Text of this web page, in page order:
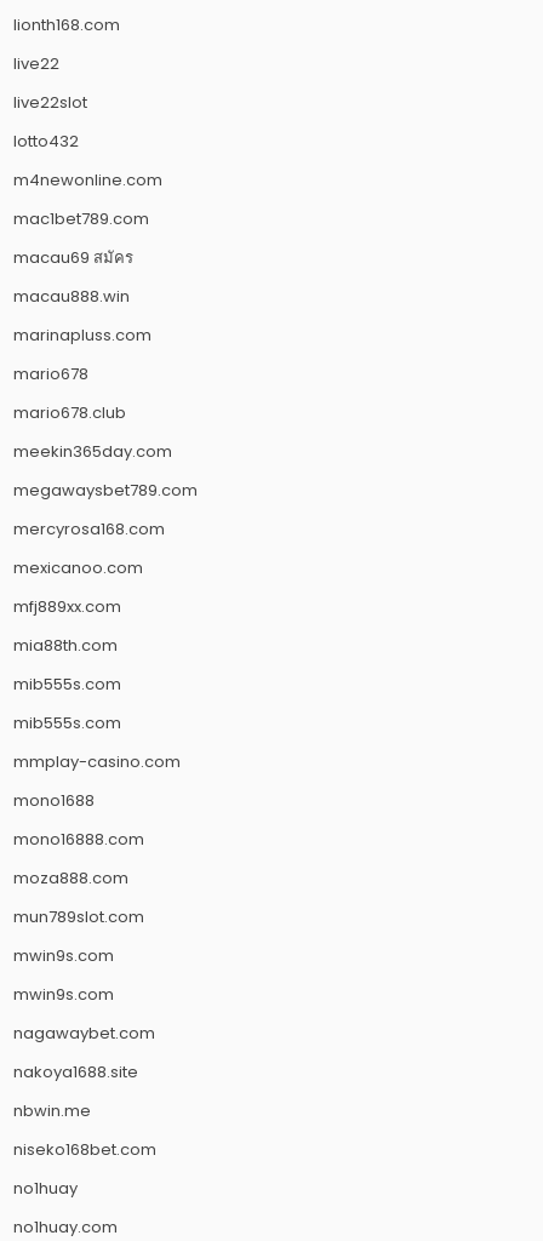
lionth168.com
live22
live22slot
lotto432
m4newonline.com
mac1bet789.com
macau69 สมัคร
macau888.win
marinapluss.com
mario678
mario678.club
meekin365day.com
megawaysbet789.com
mercyrosa168.com
mexicanoo.com
mfj889xx.com
mia88th.com
mib555s.com
mib555s.com
mmplay-casino.com
mono1688
mono16888.com
moza888.com
mun789slot.com
mwin9s.com
mwin9s.com
nagawaybet.com
nakoya1688.site
nbwin.me
niseko168bet.com
no1huay
no1huay.com